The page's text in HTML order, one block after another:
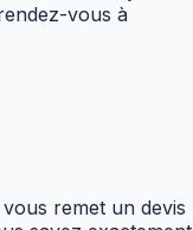
vous à
remet un devis